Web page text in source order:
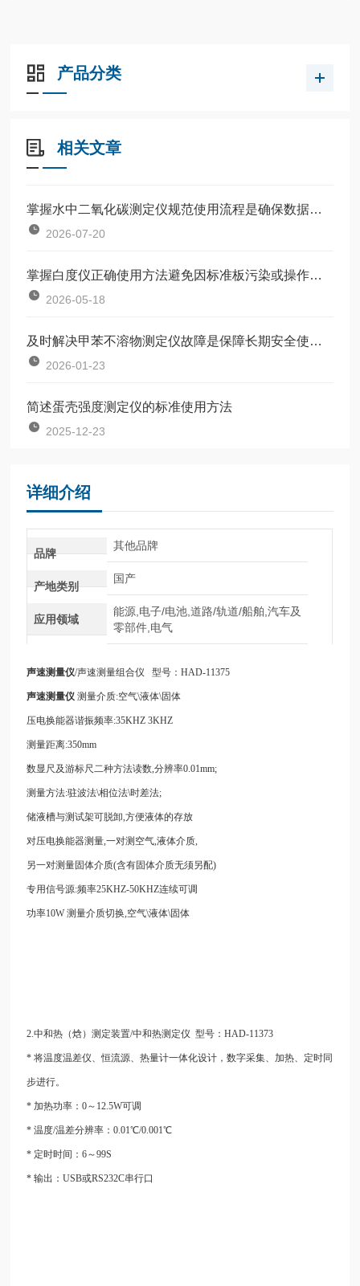
产品分类
相关文章
掌握水中二氧化碳测定仪规范使用流程是确保数据准确可靠的前提
2026-07-20
掌握白度仪正确使用方法避免因标准板污染或操作不规范引入误差
2026-05-18
及时解决甲苯不溶物测定仪故障是保障长期安全使用的关键
2026-01-23
简述蛋壳强度测定仪的标准使用方法
2025-12-23
详细介绍
品牌
其他品牌
产地类别
国产
应用领域
能源,电子/电池,道路/轨道/船舶,汽车及
零部件,电气
声速测量仪/声速测量组合仪 型号：HAD-11375
声速测量仪 测量介质:空气\液体\固体
压电换能器谐振频率:35KHZ 3KHZ
测量距离:350mm
数显尺及游标尺二种方法读数,分辨率0.01mm;
测量方法:驻波法\相位法\时差法;
储液槽与测试架可脱卸,方便液体的存放
对压电换能器测量,一对测空气,液体介质,
另一对测量固体介质(含有固体介质无须另配)
专用信号源:频率25KHZ-50KHZ连续可调
功率10W 测量介质切换,空气\液体\固体
2.中和热（焓）测定装置/中和热测定仪型号：HAD-11373
* 将温度温差仪、恒流源、热量计一体化设计，数字采集、加热、定时同
步进行。
* 加热功率：0～12.5W可调
* 温度/温差分辨率：0.01℃/0.001℃
* 定时时间：6～99S
* 输出：USB或RS232C串行口